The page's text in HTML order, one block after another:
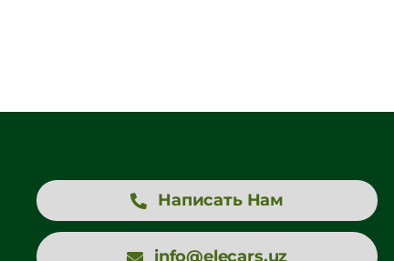
Написать Нам
info@elecars.uz